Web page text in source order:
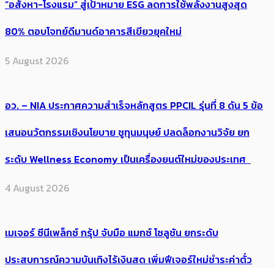
“อสังหา-โรงแรม” สู่เป้าหมาย ESG ลดการใช้พลังงานสูงสุด
80% ตอบโจทย์ดีมานด์อาคารสีเขียวยุคใหม่
5 August 2026
อว. – NIA ประกาศความสำเร็จหลักสูตร PPCIL รุ่นที่ 8 ดัน 5 ข้อ
เสนอนวัตกรรมเชิงนโยบาย ชูทุนมนุษย์ ปลดล็อกงานวิจัย ยก
ระดับ Wellness Economy เป็นเครื่องยนต์ใหม่ของประเทศ
4 August 2026
เมเจอร์ ซีนีเพล็กซ์ กรุ้ป จับมือ แมกซ์ โซลูชัน ยกระดับ
ประสบการณ์ความบันเทิงไร้เงินสด เพิ่มฟีเจอร์ใหม่ชำระค่าตั๋ว